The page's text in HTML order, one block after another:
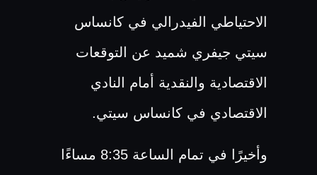
الاحتياطي الفيدرالي في كانساس
سيتي جيفري شميد عن التوقعات
الاقتصادية والنقدية أمام النادي
الاقتصادي في كانساس سيتي.
وأخيرًا في تمام الساعة 8:35 مساءًا